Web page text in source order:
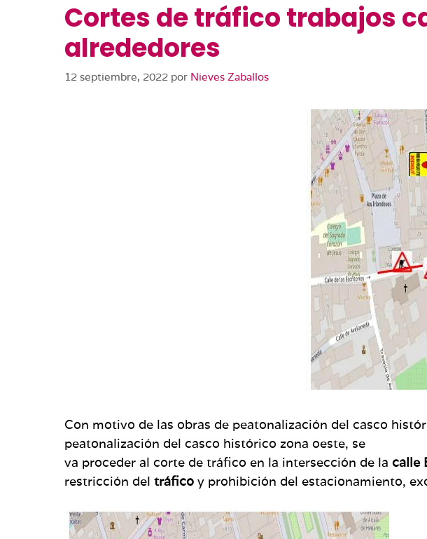
Cortes de tráfico trabajos
alrededores
12 septiembre, 2022 por Nieves Zaballos
Con motivo de las obras de peatonalización del casco
peatonalización del casco histórico zona oeste, se
va proceder al corte de tráfico en la intersección de la calle
restricción del tráfico y prohibición del estacionamiento,